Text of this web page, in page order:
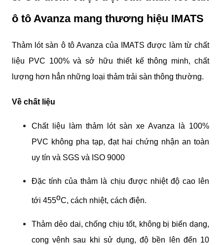
ô tô Avanza mang thương hiệu IMATS
Thảm lót sàn ô tô Avanza của IMATS được làm từ chất
liệu PVC 100% và sở hữu thiết kế thông minh, chất
lượng hơn hẳn những loại thảm trải sàn thông thường.
Về chất liệu
Chất liệu làm thảm lót sàn xe Avanza là 100%
PVC không pha tạp, đạt hai chứng nhận an toàn
uy tín và SGS và ISO 9000
Đặc tính của thảm là chịu được nhiệt độ cao lên
tới 455oC, cách nhiệt, cách điện.
Thảm dẻo dai, chống chịu tốt, không bị biến dạng,
cong vênh sau khi sử dụng, độ bền lên đến 10